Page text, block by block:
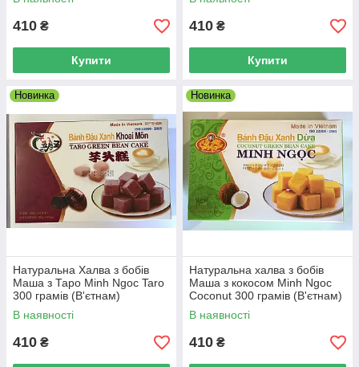
410 ₴
Купити
410 ₴
Купити
Новинка
Натуральна Халва з бобів
Маша з Таро Minh Ngoc Taro
300 грамів (В'єтнам)
В наявності
410 ₴
Новинка
Натуральна халва з бобів
Маша з кокосом Minh Ngoc
Coconut 300 грамів (В'єтнам)
В наявності
410 ₴